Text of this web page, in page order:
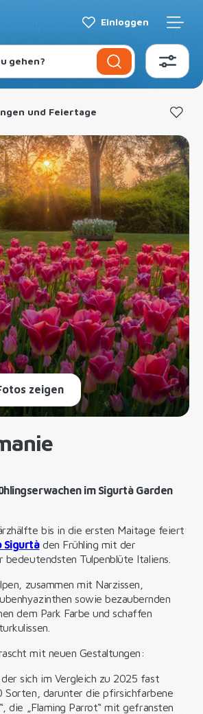
Einloggen
gehen?
und Feiertage
zeigen
im Sigurtà Garden
bis in die ersten Maitage feiert
Sigurtàden Frühling mit der
bedeutendsten Tulpenblüte Italiens.
zusammen mit Narzissen,
sowie bezaubernden
dem Park Farbe und schaffen
mit neuen Gestaltungen:
sich im Vergleich zu 2025 fast
Sorten, darunter die pfirsichfarbene
die „Flaming Parrot“ mit gefransten